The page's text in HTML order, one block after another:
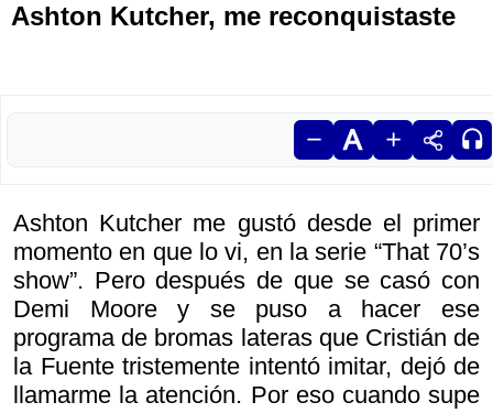
Ashton Kutcher, me reconquistaste
Ashton Kutcher me gustó desde el primer
momento en que lo vi, en la serie “That 70’s
show”. Pero después de que se casó con
Demi Moore y se puso a hacer ese
programa de bromas lateras que Cristián de
la Fuente tristemente intentó imitar, dejó de
llamarme la atención. Por eso cuando supe